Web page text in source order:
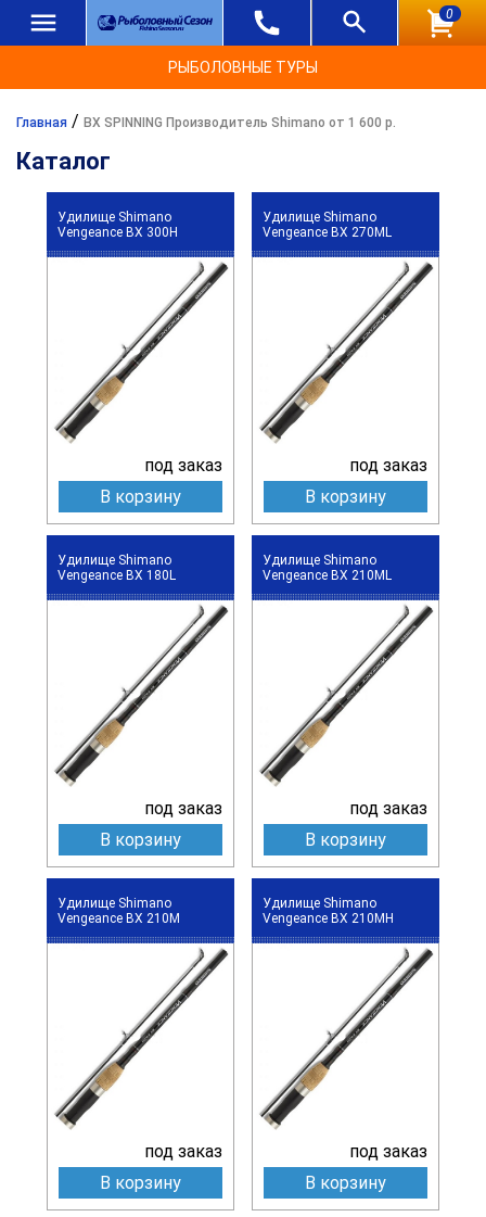
0
РЫБОЛОВНЫЕ ТУРЫ
Главная / BX SPINNING Производитель Shimano от 1 600 р.
Каталог
Удилище Shimano
Vengeance BX 300H
под заказ
В корзину
Удилище Shimano
Vengeance BX 270ML
под заказ
В корзину
Удилище Shimano
Vengeance BX 180L
под заказ
В корзину
Удилище Shimano
Vengeance BX 210ML
под заказ
В корзину
Удилище Shimano
Vengeance BX 210M
под заказ
В корзину
Удилище Shimano
Vengeance BX 210MH
под заказ
В корзину